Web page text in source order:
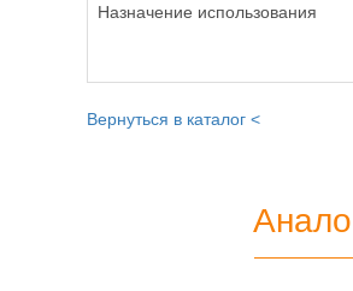
Назначение использования
Вернуться в каталог <